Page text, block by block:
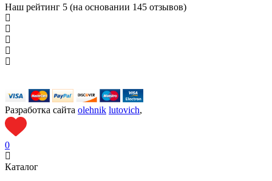
Наш рейтинг 5 (на основании 145 отзывов)
Разработка сайта olehnik lutovich,
0
Каталог